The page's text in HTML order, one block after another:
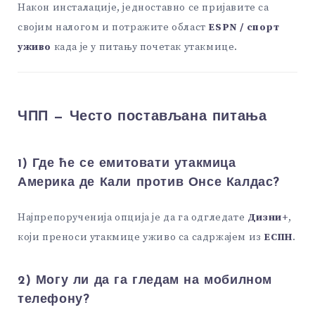
Након инсталације, једноставно се пријавите са
својим налогом и потражите област ESPN / спорт
уживо када је у питању почетак утакмице.
ЧПП — Често постављана питања
1) Где ће се емитовати утакмица
Америка де Кали против Онсе Калдас?
Најпрепорученија опција је да га одгледате Дизни+,
који преноси утакмице уживо са садржајем из ЕСПН.
2) Могу ли да га гледам на мобилном
телефону?